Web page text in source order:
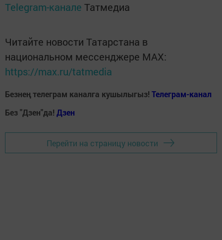
Telegram-канале Татмедиа
Читайте новости Татарстана в
национальном мессенджере MАХ:
https://max.ru/tatmedia
Безнең телеграм каналга кушылыгыз! Телеграм-канал
Без "Дзен"да! Дзен
Перейти на страницу новости